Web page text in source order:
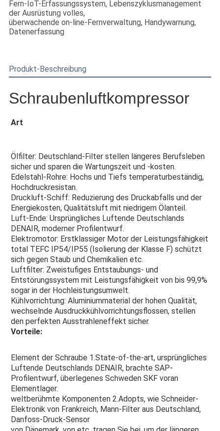
Fern-IoT-Erfassungssystem, Lebenszyklusmanagement
der Ausrüstung volles,
überwachende on-line-Fernverwaltung, Handywarnung,
Datenerfassung
Produkt-Beschreibung
Schraubenluftkompressor
Art
Ölfilter: Deutschland-Filter stellen längeres Berufsleben
sicher und sparen die Wartungszeit und -kosten.
Edelstahl-Rohre: Hochs und Tiefs temperaturbeständig,
Hochdruckresistan.
Druckluft-Schiff: Reduzierung des Druckabfalls und der
Energiekosten, Qualitätsluft mit niedrigem Ölanteil.
Luft-Ende: Ursprüngliches Luftende Deutschlands
DENAIR, moderner Profilentwurf.
Elektromotor: Erstklassiger Motor der Leistungsfähigkeit
total TEFC IP54/IP55 (Isolierung der Klasse F) schützt
sich gegen Staub und Chemikalien etc.
Luftfilter: Zweistufiges Entstaubungs- und
Entstörungssystem mit Leistungsfähigkeit von bis 99,9%
sogar in der Hochleistungsumwelt.
Kühlvorrichtung: Aluminiummaterial der hohen Qualität,
wechselnde Ausdruckkühlvorrichtungsflossen, stellen
den perfekten Ausstrahleneffekt sicher.
Vorteile:
Element der Schraube 1.State-of-the-art, ursprüngliches
Luftende Deutschlands DENAIR, brachte SAP-
Profilentwurf, überlegenes Schweden SKF voran
Elementlager.
weltberühmte Komponenten 2.Adopts, wie Schneider-
Elektronik von Frankreich, Mann-Filter aus Deutschland,
Danfoss-Druck-Sensor